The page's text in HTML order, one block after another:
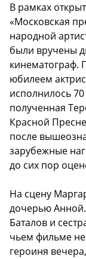
В рамках
«Московская
народной
были вручены
кинематограф.
юбилеем
исполнилось 70
полученная
Красной
после
зарубежные
до сих пор
На сцену
дочерью
Баталов и
чьем фильме
героиня